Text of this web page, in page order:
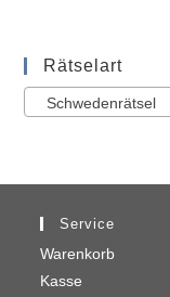
Rätselart
Schwedenrätsel
Service
Warenkorb
Kasse